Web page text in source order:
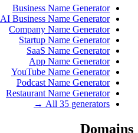
Business Name Generator
AI Business Name Generator
Company Name Generator
Startup Name Generator
SaaS Name Generator
App Name Generator
YouTube Name Generator
Podcast Name Generator
Restaurant Name Generator
All 35 generators →
Domains